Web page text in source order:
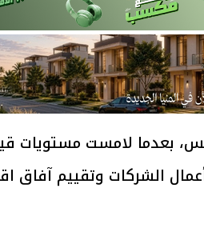
بعدما لامست مستويات
الشركات وتقييم آفاق